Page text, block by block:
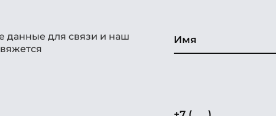
данные для связи и наш